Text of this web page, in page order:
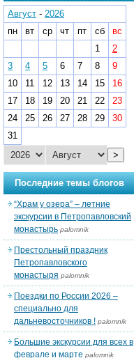
Август - 2026
пн
вт ср чт пт сб
вс
1
2
3
4 5 6 7 8
9
10
11 12 13 14 15
16
17
18 19 20 21 22
23
24
25 26 27 28 29
30
31
>
Последние темы блогов
“Храм у озера” – летние
экскурсии в Петропавловский
монастырь palomnik
Престольный праздник
Петропавловского
монастыря palomnik
Поездки по России 2026 –
специально для
дальневосточников ! palomnik
Большие экскурсии для всех в
феврале и марте palomnik